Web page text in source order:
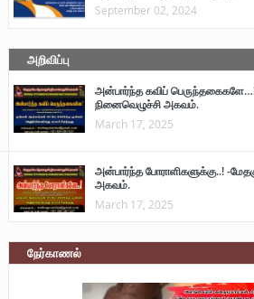
September 02, 2024
அறிவிப்பு
அன்பார்ந்த கவிப் பெருந்தகைகளே…!
நினைவெழுச்சி அகவம்.
March 17, 2025
அன்பார்ந்த போராளிகளுக்கு..! -
அகவம்.
March 17, 2025
நேர்காணல்